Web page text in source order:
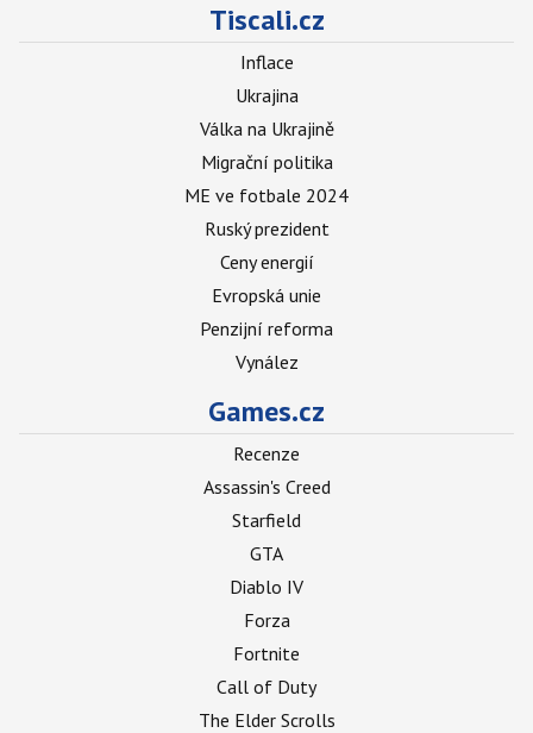
Tiscali.cz
Inflace
Ukrajina
Válka na Ukrajině
Migrační politika
ME ve fotbale 2024
Ruský prezident
Ceny energií
Evropská unie
Penzijní reforma
Vynález
Games.cz
Recenze
Assassin's Creed
Starfield
GTA
Diablo IV
Forza
Fortnite
Call of Duty
The Elder Scrolls